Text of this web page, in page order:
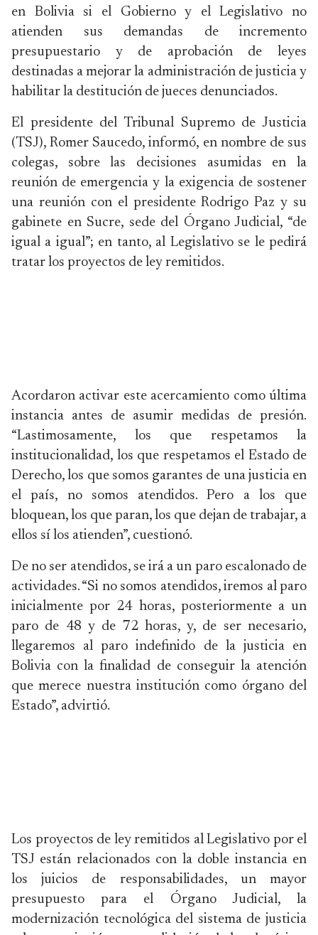
en Bolivia si el Gobierno y el Legislativo no
atienden sus demandas de incremento
presupuestario y de aprobación de leyes
destinadas a mejorar la administración de justicia y
habilitar la destitución de jueces denunciados.
El presidente del Tribunal Supremo de Justicia
(TSJ), Romer Saucedo, informó, en nombre de sus
colegas, sobre las decisiones asumidas en la
reunión de emergencia y la exigencia de sostener
una reunión con el presidente Rodrigo Paz y su
gabinete en Sucre, sede del Órgano Judicial, “de
igual a igual”; en tanto, al Legislativo se le pedirá
tratar los proyectos de ley remitidos.
Acordaron activar este acercamiento como última
instancia antes de asumir medidas de presión.
“Lastimosamente, los que respetamos la
institucionalidad, los que respetamos el Estado de
Derecho, los que somos garantes de una justicia en
el país, no somos atendidos. Pero a los que
bloquean, los que paran, los que dejan de trabajar, a
ellos sí los atienden”, cuestionó.
De no ser atendidos, se irá a un paro escalonado de
actividades. “Si no somos atendidos, iremos al paro
inicialmente por 24 horas, posteriormente a un
paro de 48 y de 72 horas, y, de ser necesario,
llegaremos al paro indefinido de la justicia en
Bolivia con la finalidad de conseguir la atención
que merece nuestra institución como órgano del
Estado”, advirtió.
Los proyectos de ley remitidos al Legislativo por el
TSJ están relacionados con la doble instancia en
los juicios de responsabilidades, un mayor
presupuesto para el Órgano Judicial, la
modernización tecnológica del sistema de justicia